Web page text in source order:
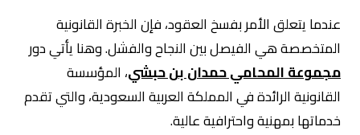
عندما يتعلق الأمر بفسخ العقود، فإن الخبرة القانونية
المتخصصة هي الفيصل بين النجاح والفشل. وهنا يأتي دور
مجموعة المحامي حمدان بن حبشي، المؤسسة
القانونية الرائدة في المملكة العربية السعودية، والتي تقدم
خدماتها بمهنية واحترافية عالية.